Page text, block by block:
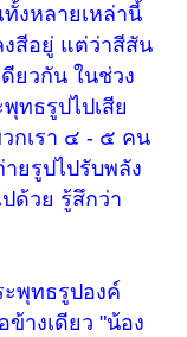
งหลายเหล่านี้
สีอยู่ แต่ว่าสีสัน
ยวกัน ในช่วง
ทธรูปไปเสีย
กเรา ๔ - ๕ คน
ยรูปไปรับพลัง
ด้วย รู้สึกว่า
พุทธรูปองค์
างเดียว "น้อง